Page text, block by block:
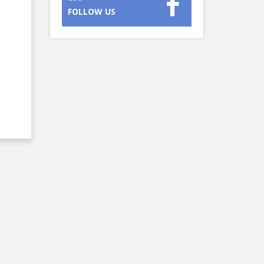
FOLLOW US